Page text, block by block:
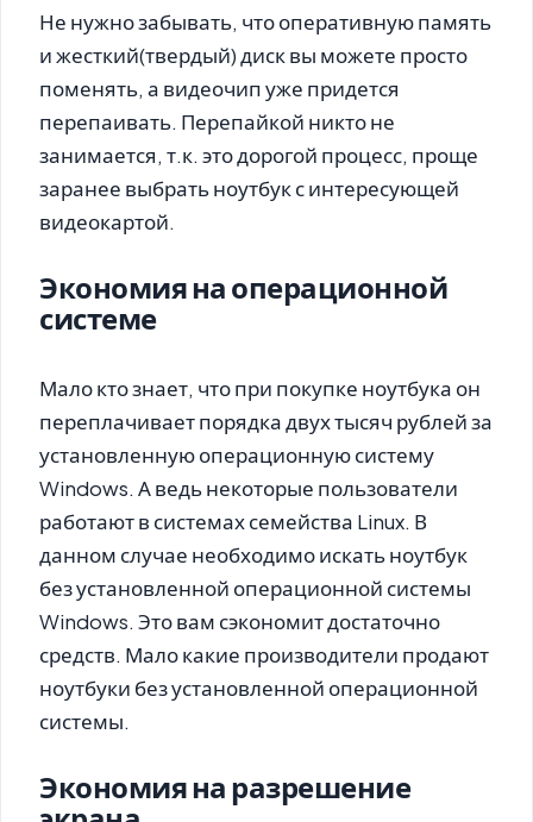
Не нужно забывать, что оперативную память
и жесткий(твердый) диск вы можете просто
поменять, а видеочип уже придется
перепаивать. Перепайкой никто не
занимается, т.к. это дорогой процесс, проще
заранее выбрать ноутбук с интересующей
видеокартой.
Экономия на операционной
системе
Мало кто знает, что при покупке ноутбука он
переплачивает порядка двух тысяч рублей за
установленную операционную систему
Windows. А ведь некоторые пользователи
работают в системах семейства Linux. В
данном случае необходимо искать ноутбук
без установленной операционной системы
Windows. Это вам сэкономит достаточно
средств. Мало какие производители продают
ноутбуки без установленной операционной
системы.
Экономия на разрешение